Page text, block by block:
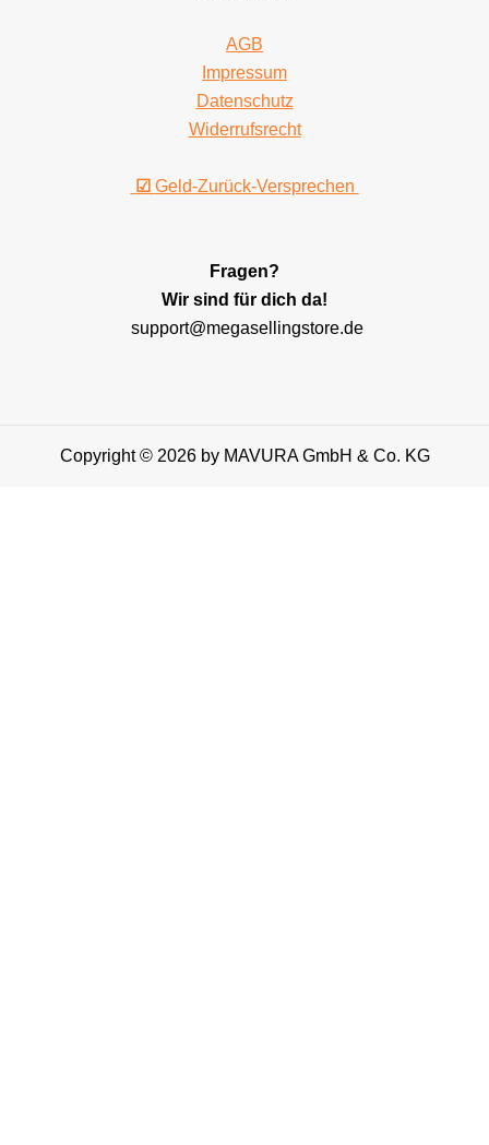
AGB
Impressum
Datenschutz
Widerrufsrecht
☑ Geld-Zurück-Versprechen
Fragen?
Wir sind für dich da!
support@megasellingstore.de
Copyright © 2026 by MAVURA GmbH & Co. KG